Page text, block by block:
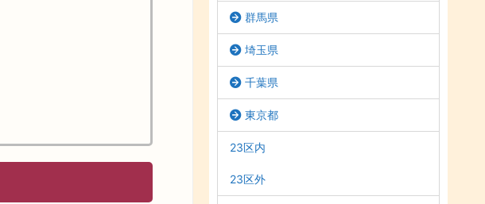
群馬県
埼玉県
千葉県
東京都
23区内
23区外